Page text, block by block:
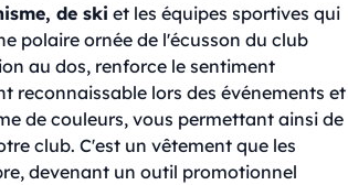
de ski et les équipes sportives qui
polaire ornée de l'écusson du club
au dos, renforce le sentiment
reconnaissable lors des événements et
de couleurs, vous permettant ainsi de
club. C'est un vêtement que les
devenant un outil promotionnel